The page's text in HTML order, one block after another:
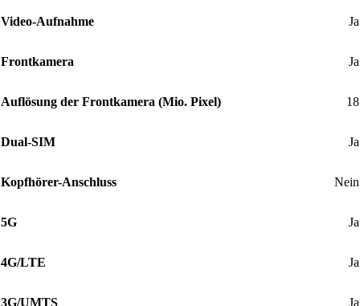
Video-Aufnahme Ja
Frontkamera Ja
Auflösung der Frontkamera (Mio. Pixel) 18
Dual-SIM Ja
Kopfhörer-Anschluss Nein
5G Ja
4G/LTE Ja
3G/UMTS Ja